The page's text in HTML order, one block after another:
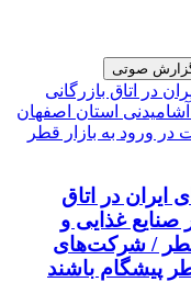
صوتی
در اتاق
غذایی و
قطر / شرکت‌های
پیشگام باشند